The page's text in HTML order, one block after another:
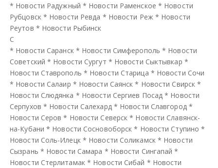
* Новости Радужный * Новости Раменское * Новости
Рубцовск * Новости Ревда * Новости Реж * Новости
Реутов * Новости Рыбинск
С
* Новости Саранск * Новости Симферополь * Новости
Советский * Новости Сургут * Новости Сыктывкар *
Новости Ставрополь * Новости Старица * Новости Сочи
* Новости Салаир * Новости Саянск * Новости Свирск *
Новости Слюдянка * Новости Сергиев Посад * Новости
Серпухов * Новости Салехард * Новости Славгород *
Новости Серов * Новости Северск * Новости Славянск-
на-Кубани * Новости Сосновоборск * Новости Ступино *
Новости Соль-Илецк * Новости Соликамск * Новости
Сызрань * Новости Самара * Новости Сингапай *
Новости Стерлитамак * Новости Сибай * Новости